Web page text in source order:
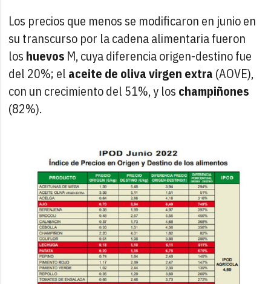
Los precios que menos se modificaron en junio en
su transcurso por la cadena alimentaria fueron
los huevos M, cuya diferencia origen-destino fue
del 20%; el aceite de oliva virgen extra (AOVE),
con un crecimiento del 51%, y los champiñones
(82%).